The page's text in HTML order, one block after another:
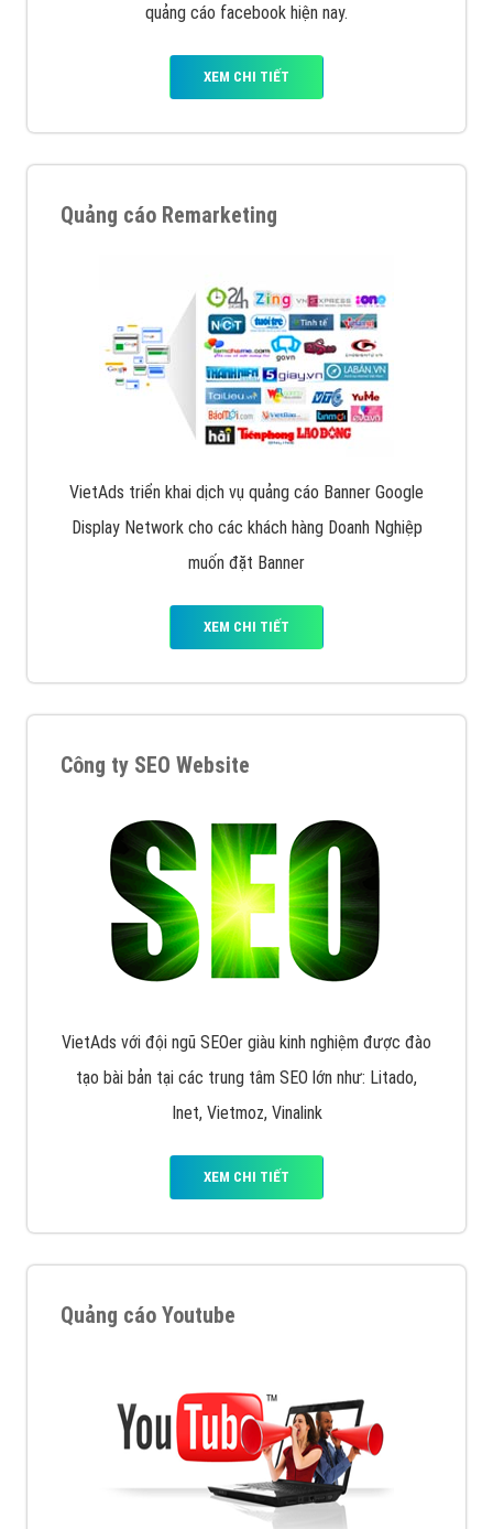
quảng cáo facebook hiện nay.
XEM CHI TIẾT
Quảng cáo Remarketing
VietAds triển khai dịch vụ quảng cáo Banner Google
Display Network cho các khách hàng Doanh Nghiệp
muốn đặt Banner
XEM CHI TIẾT
Công ty SEO Website
VietAds với đội ngũ SEOer giàu kinh nghiệm được đào
tạo bài bản tại các trung tâm SEO lớn như: Litado,
Inet, Vietmoz, Vinalink
XEM CHI TIẾT
Quảng cáo Youtube